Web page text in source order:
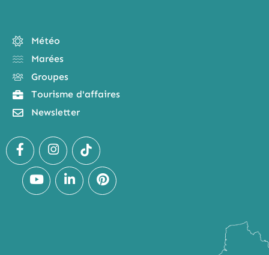
Météo
Marées
Groupes
Tourisme d'affaires
Newsletter